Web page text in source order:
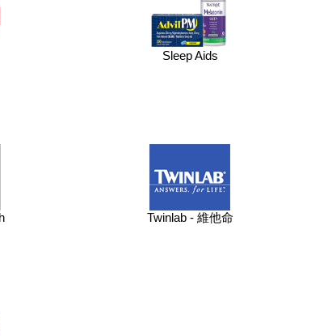
Sleep Aids
Twinlab - 維他命